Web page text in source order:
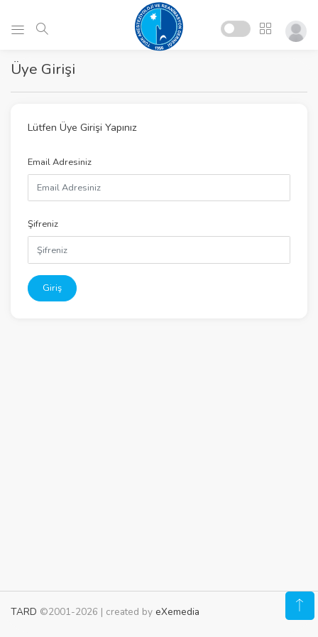
Üye Girişi
Lütfen Üye Girişi Yapınız
Email Adresiniz
Şifreniz
Giriş
TARD ©2001-2026 | created by eXemedia